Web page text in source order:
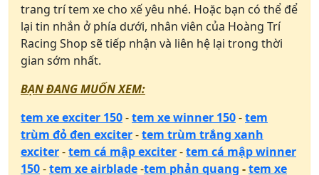
trang trí tem xe cho xế yêu nhé. Hoặc bạn có thể để
lại tin nhắn ở phía dưới, nhân viên của Hoàng Trí
Racing Shop sẽ tiếp nhận và liên hệ lại trong thời
gian sớm nhất.
BẠN ĐANG MUỐN XEM:
tem xe exciter 150-tem xe winner 150-tem
trùm đỏ đen exciter-tem trùm trắng xanh
exciter-tem cá mập exciter-tem cá mập winner
150-tem xe airblade-tem phản quang -tem xe